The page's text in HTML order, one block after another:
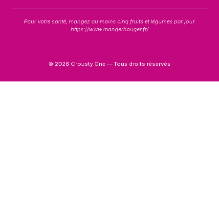
Pour votre santé, mangez au moins cinq fruits et légumes par jour.
https://www.mangerbouger.fr/
© 2026 Crousty One — Tous droits réservés